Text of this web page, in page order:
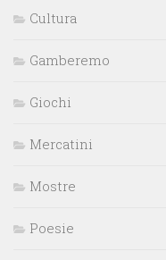
Cultura
Gamberemo
Giochi
Mercatini
Mostre
Poesie